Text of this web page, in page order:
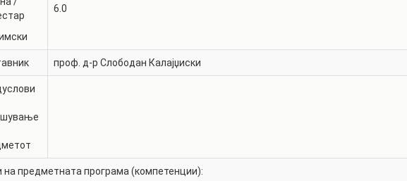
6.0
проф. д-р Слободан Калајџиски
на предметната програма (компетенции):